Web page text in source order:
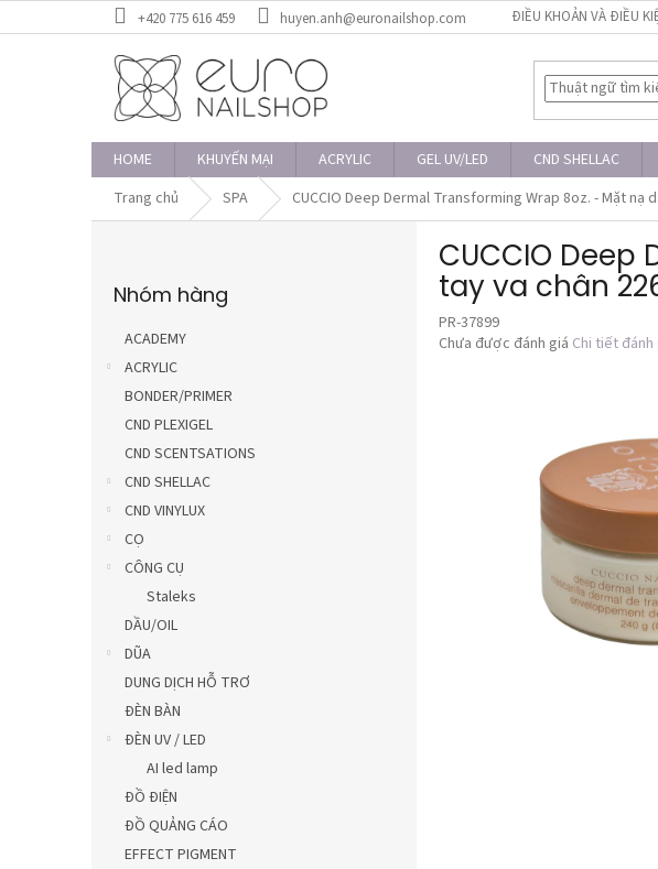
qua
+420 775 616 459 huyen.anh@euronailshop.com ĐIỀU KHOẢN VÀ ĐIỀU
HOME KHUYẾN MẠI ACRYLIC GEL UV/LED CND SHELLAC
Trang chủ
SPA CUCCIO Deep Dermal Transforming Wrap 8oz. - Mặt nạ
qua
mục
Nhóm hàng
ACADEMY
ACRYLIC
BONDER/PRIMER
CND PLEXIGEL
CND SCENTSATIONS
CND SHELLAC
CND VINYLUX
CỌ
CÔNG CỤ
Staleks
DẦU/OIL
DŨA
DUNG DỊCH HỖ TRƠ
ĐÈN BÀN
ĐÈN UV / LED
AI led lamp
ĐỒ ĐIỆN
ĐỒ QUẢNG CÁO
EFFECT PIGMENT
CUCCIO
tay va chân
PR-37899
Đánh
Chưa được đánh giá Chi tiết đánh